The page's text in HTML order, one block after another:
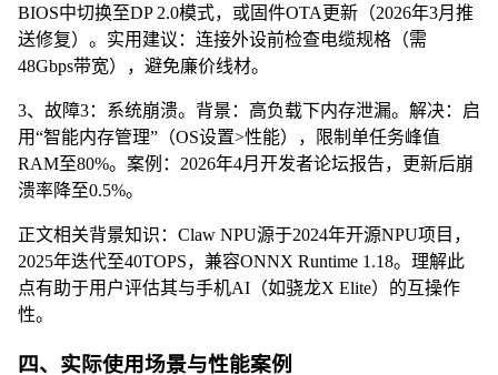
BIOS中切换至DP 2.0模式，或固件OTA更新（2026年3月推
送修复）。实用建议：连接外设前检查电缆规格（需
48Gbps带宽），避免廉价线材。
3、故障3：系统崩溃。背景：高负载下内存泄漏。解决：启
用“智能内存管理”（OS设置>性能），限制单任务峰值
RAM至80%。案例：2026年4月开发者论坛报告，更新后崩
溃率降至0.5%。
正文相关背景知识：Claw NPU源于2024年开源NPU项目，
2025年迭代至40TOPS，兼容ONNX Runtime 1.18。理解此
点有助于用户评估其与手机AI（如骁龙X Elite）的互操作
性。
四、实际使用场景与性能案例